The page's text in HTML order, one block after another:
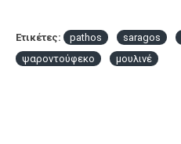
Ετικέτες: pathos saragos
ψαροντούφεκο
μουλινέ